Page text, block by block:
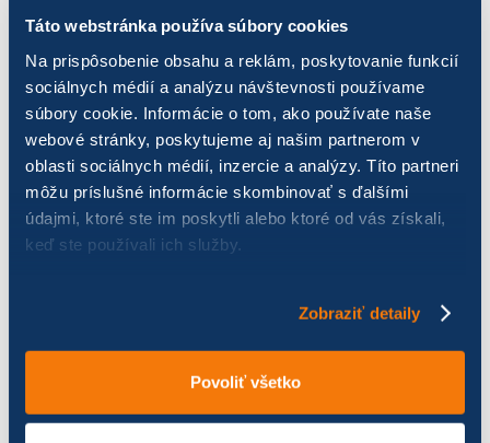
Táto webstránka používa súbory cookies
Na prispôsobenie obsahu a reklám, poskytovanie funkcií
sociálnych médií a analýzu návštevnosti používame
súbory cookie. Informácie o tom, ako používate naše
webové stránky, poskytujeme aj našim partnerom v
oblasti sociálnych médií, inzercie a analýzy. Títo partneri
môžu príslušné informácie skombinovať s ďalšími
údajmi, ktoré ste im poskytli alebo ktoré od vás získali,
keď ste používali ich služby.
Zobraziť detaily
Povoliť všetko
Zobraziť výsledkov
Názov Počet jázd Najazdených km
Bleskovky 172 482,28
Bláznivé strely 78
150